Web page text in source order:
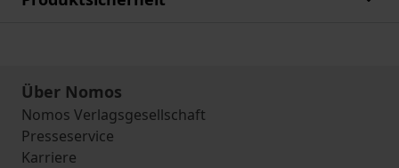
Über Nomos
Nomos Verlagsgesellschaft
Presseservice
Karriere